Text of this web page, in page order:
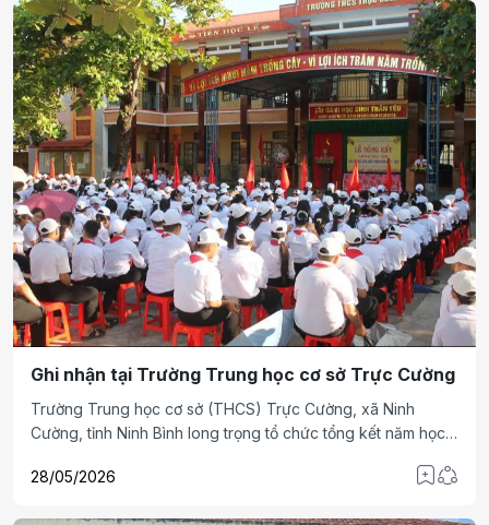
đơn vị sự nghiệp, công ty TNHH MTV Niềm Tin 17.4, các
hợp tác xã, cơ sở sản xuất trên địa bàn.
Ghi nhận tại Trường Trung học cơ sở Trực Cường
Trường Trung học cơ sở (THCS) Trực Cường, xã Ninh
Cường, tỉnh Ninh Bình long trọng tổ chức tổng kết năm học
bật của giáo viên, học sinh, tiếp tục khẳng định vị trí tốp
28/05/2026